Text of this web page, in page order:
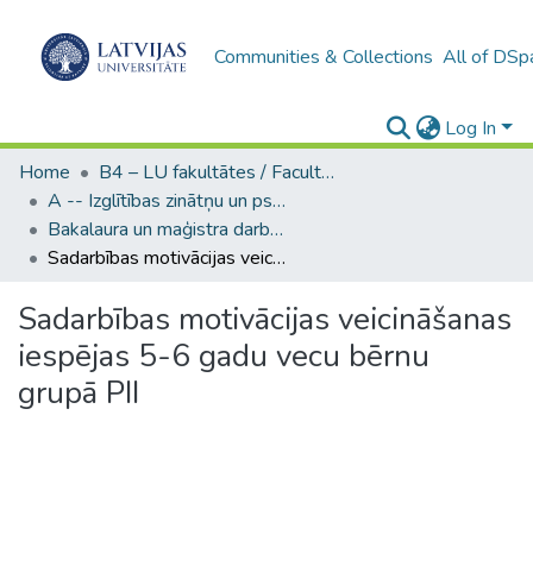
Communities & Collections All of
Log In
Home
B4 – LU fakultātes / Faculties of the UL
A -- Izglītības zinātņu un psiholoģijas fakultāte / Faculty of Education Sciences and Psychology
Bakalaura un maģistra darbi (PPMF) / Bachelor's and Master's theses
Sadarbības motivācijas veicināšanas iespējas 5-6 gadu vecu bērnu grupā PII
Sadarbības motivācijas veicināšanas
iespējas 5-6 gadu vecu bērnu
grupā PII